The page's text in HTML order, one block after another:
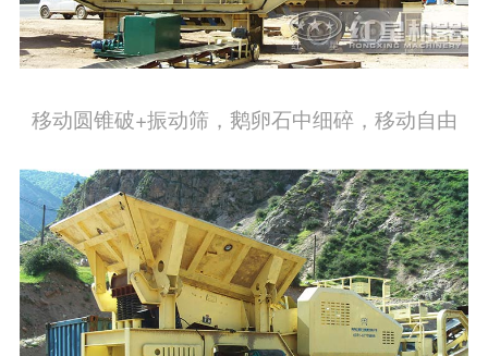
移动圆锥破+振动筛，鹅卵石中细碎，移动自由